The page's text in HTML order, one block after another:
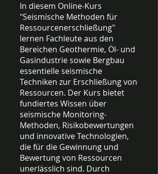
In diesem Online-Kurs
"Seismische Methoden für
Ressourcenerschließung"
lernen Fachleute aus den
Bereichen Geothermie, Öl- und
Gasindustrie sowie Bergbau
essentielle seismische
Techniken zur Erschließung von
Ressourcen. Der Kurs bietet
fundiertes Wissen über
seismische Monitoring-
Methoden, Risikobewertungen
und innovative Technologien,
die für die Gewinnung und
Bewertung von Ressourcen
unerlässlich sind. Durch